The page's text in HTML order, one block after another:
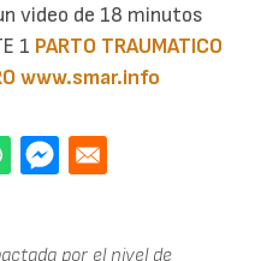
video de 18 minutos
1 PARTO TRAUMATICO
www.smar.info
por el nivel de